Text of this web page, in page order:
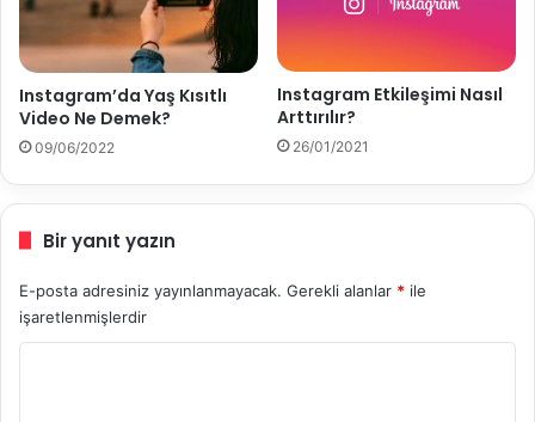
Instagram’da Yaş Kısıtlı
Video Ne Demek?
09/06/2022
Instagram Etkileşimi Nasıl
Arttırılır?
26/01/2021
Bir yanıt yazın
E-posta adresiniz yayınlanmayacak. Gerekli alanlar * ile
işaretlenmişlerdir